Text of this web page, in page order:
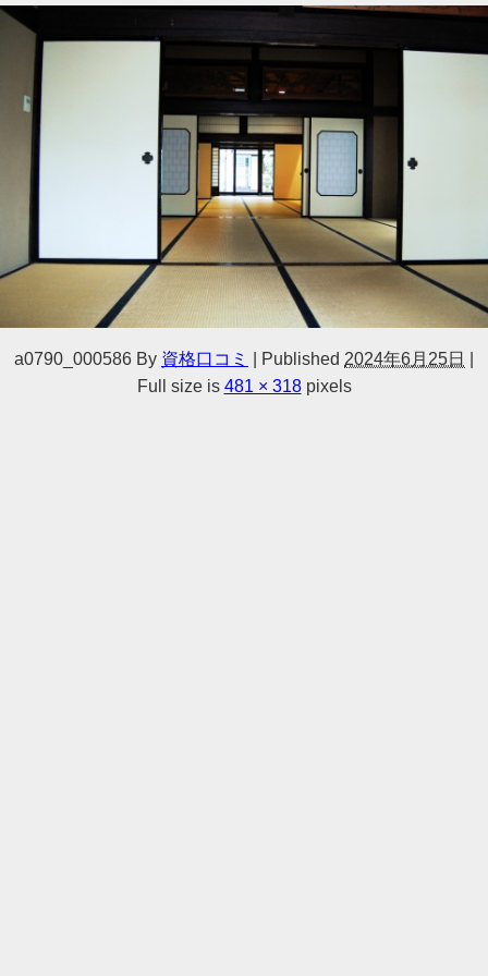
a0790_000586 By 資格口コミ Published 2024年6月25日
Full size is 481 × 318pixels